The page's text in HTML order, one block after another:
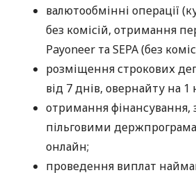
валютообмінні операції
без комісій, отримання
Payoneer та SEPA (без
розміщення строкових
від 7 днів, овернайту на 1
отримання фінансування,
пільговими
онлайн;
проведення виплат